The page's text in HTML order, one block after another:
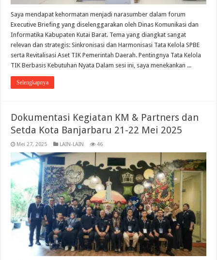
Saya mendapat kehormatan menjadi narasumber dalam forum
Executive Briefing yang diselenggarakan oleh Dinas Komunikasi dan
Informatika Kabupaten Kutai Barat. Tema yang diangkat sangat
relevan dan strategis: Sinkronisasi dan Harmonisasi Tata Kelola SPBE
serta Revitalisasi Aset TIK Pemerintah Daerah. Pentingnya Tata Kelola
TIK Berbasis Kebutuhan Nyata Dalam sesi ini, saya menekankan ...
Selengkapnya
Dokumentasi Kegiatan KM & Partners dan
Setda Kota Banjarbaru 21-22 Mei 2025
Mei 27, 2025 LAIN-LAIN 46